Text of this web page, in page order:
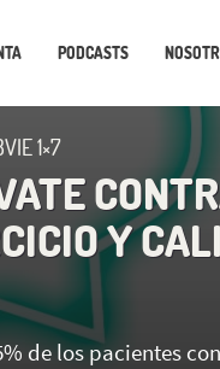
PODCASTS
1×7
Y
de los pacientes